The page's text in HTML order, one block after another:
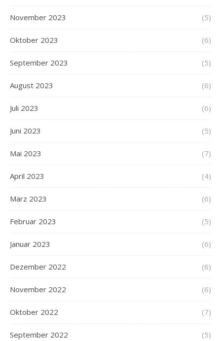
November 2023 (5)
Oktober 2023 (6)
September 2023 (5)
August 2023 (6)
Juli 2023 (6)
Juni 2023 (5)
Mai 2023 (7)
April 2023 (4)
März 2023 (6)
Februar 2023 (5)
Januar 2023 (6)
Dezember 2022 (6)
November 2022 (6)
Oktober 2022 (7)
September 2022 (5)